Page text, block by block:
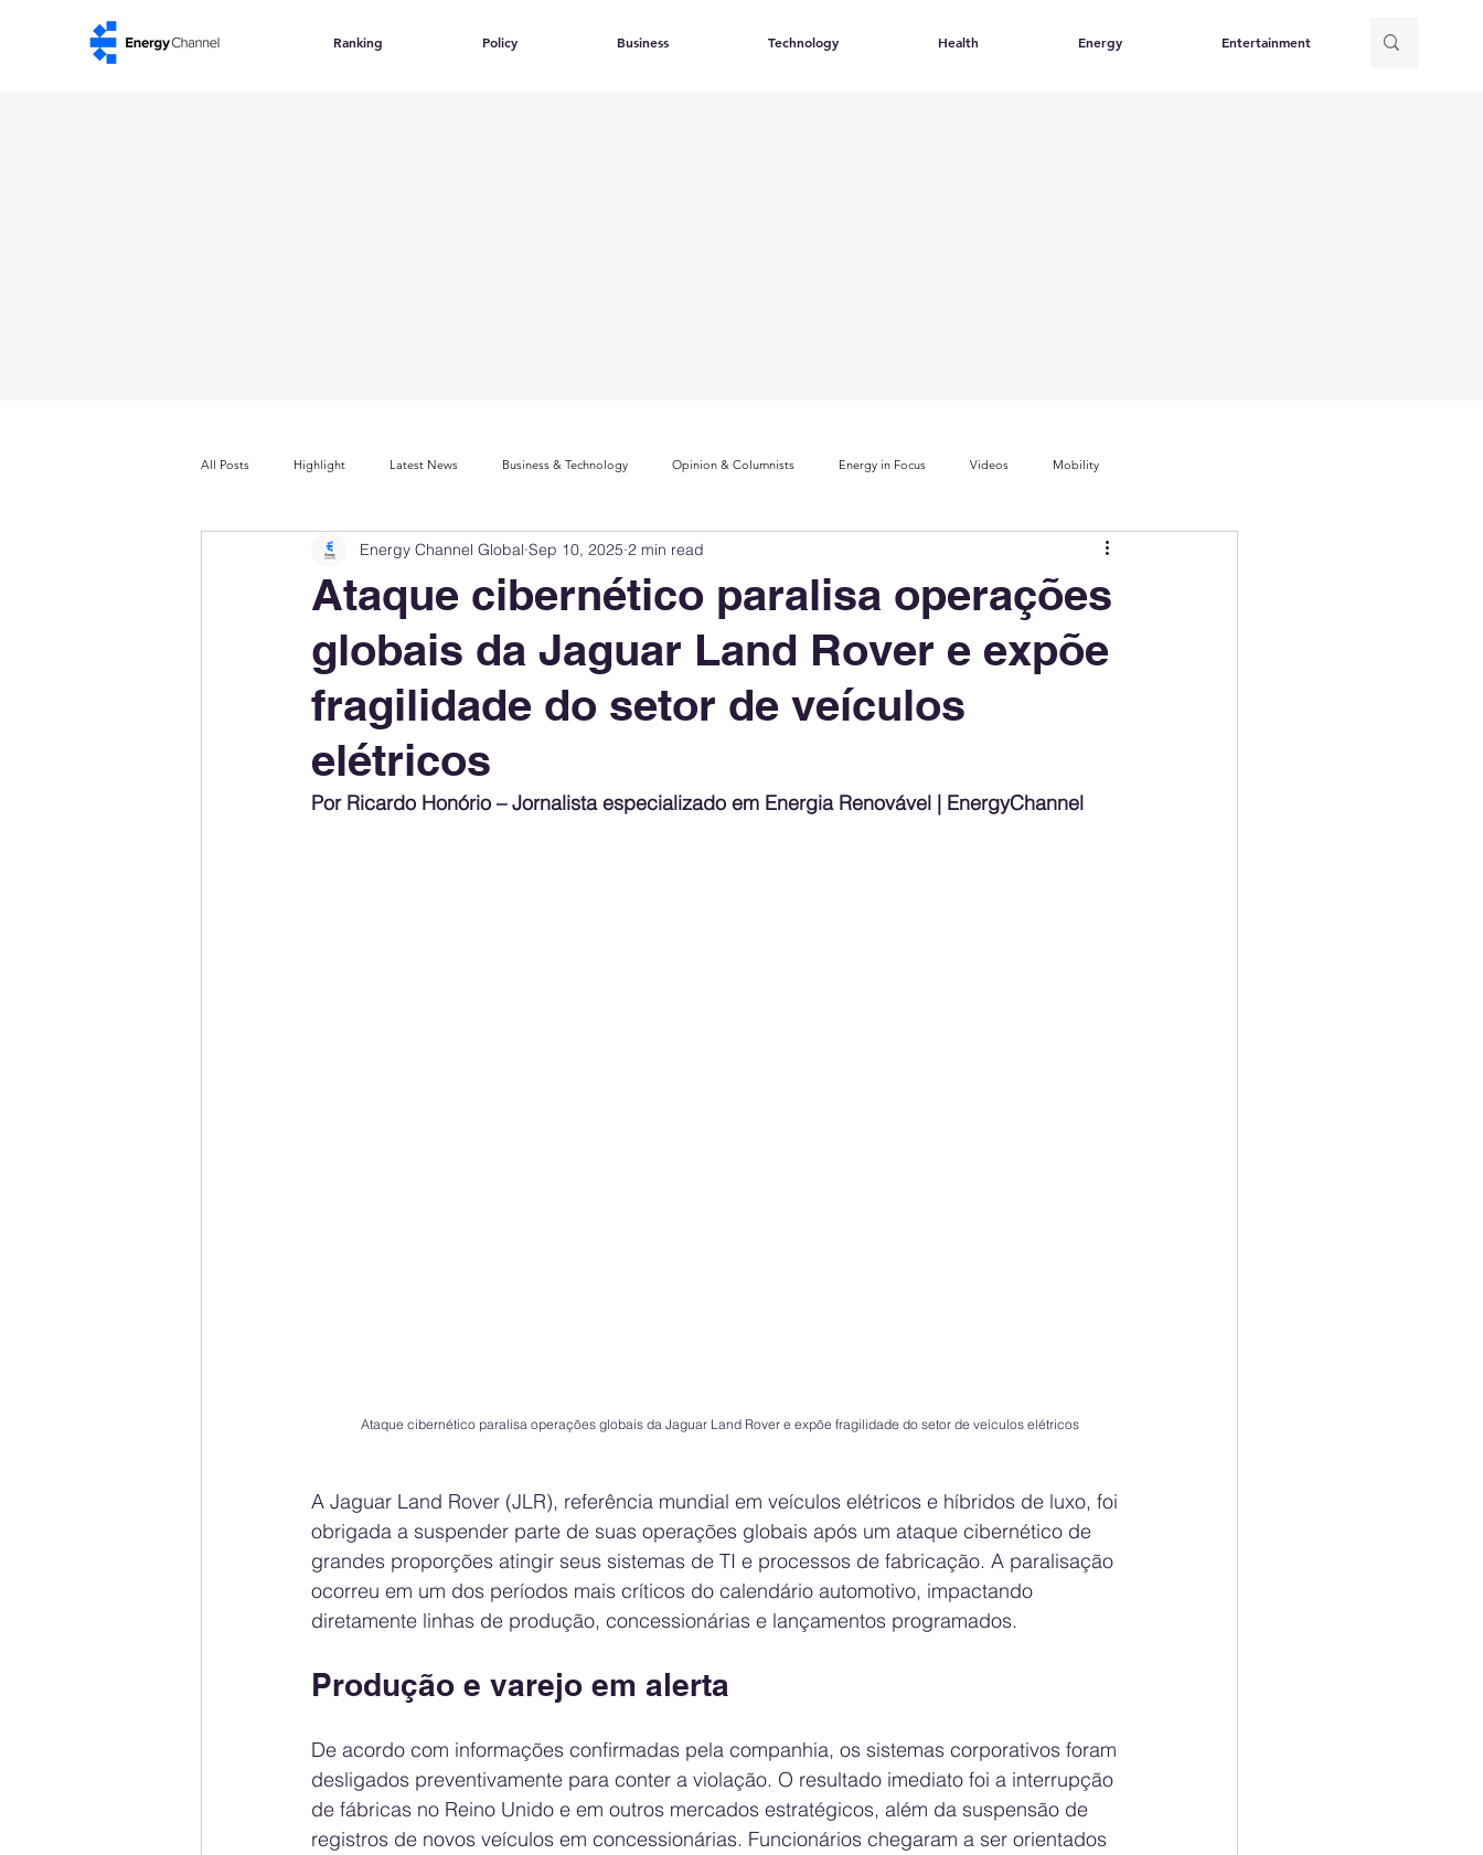
Ranking Policy Business Technology Health Energy Entertainment
All Posts Highlight Latest News Business & Technology Opinion & Columnists Energy in Focus Videos Mobility
Company Rankings Market Leaders Innovation Index Sustainability & ESG Index Electric Mobility Ranking
Energy Storage Ranking United States Policy Public Policy Energy Policy Brand Perception Consumer Choice Climate Policy
Ataque cibernético paralisa operações
globais da Jaguar Land Rover e expõe
fragilidade do setor de veículos
elétricos
Energy Channel Global Sep 10, 2025 2 min read
Por Ricardo Honório – Jornalista especializado em Energia Renovável | EnergyChannel
Ataque cibernético paralisa operações globais da Jaguar Land Rover e expõe fragilidade do setor de veículos elétricos
A Jaguar Land Rover (JLR), referência mundial em veículos elétricos e híbridos de luxo, foi
obrigada a suspender parte de suas operações globais após um ataque cibernético de
grandes proporções atingir seus sistemas de TI e processos de fabricação. A paralisação
ocorreu em um dos períodos mais críticos do calendário automotivo, impactando
diretamente linhas de produção, concessionárias e lançamentos programados.
Produção e varejo em alerta
De acordo com informações confirmadas pela companhia, os sistemas corporativos foram
desligados preventivamente para conter a violação. O resultado imediato foi a interrupção
de fábricas no Reino Unido e em outros mercados estratégicos, além da suspensão de
registros de novos veículos em concessionárias. Funcionários chegaram a ser orientados